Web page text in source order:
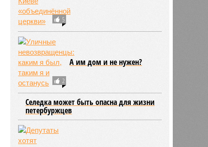
5
2
А им дом и не нужен?
Селедка может быть опасна для жизни
петербуржцев